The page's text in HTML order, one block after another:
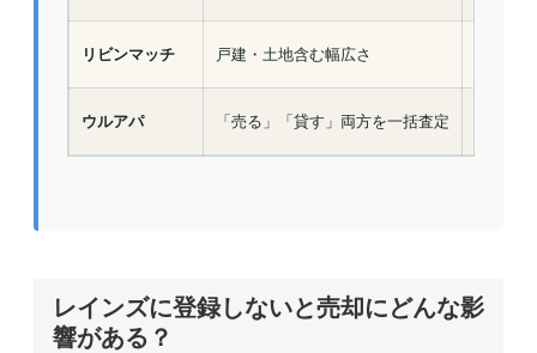
リビンマッチ 戸建・土地含む幅広さ
ウルアパ 「売る」「貸す」両方を一括査定
レインズに登録しないと売却にどんな影
響がある？